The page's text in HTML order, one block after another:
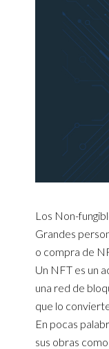
Los Non-
Grandes
o compra de
Un NFT es un
una red de
que lo
En pocas
sus obras